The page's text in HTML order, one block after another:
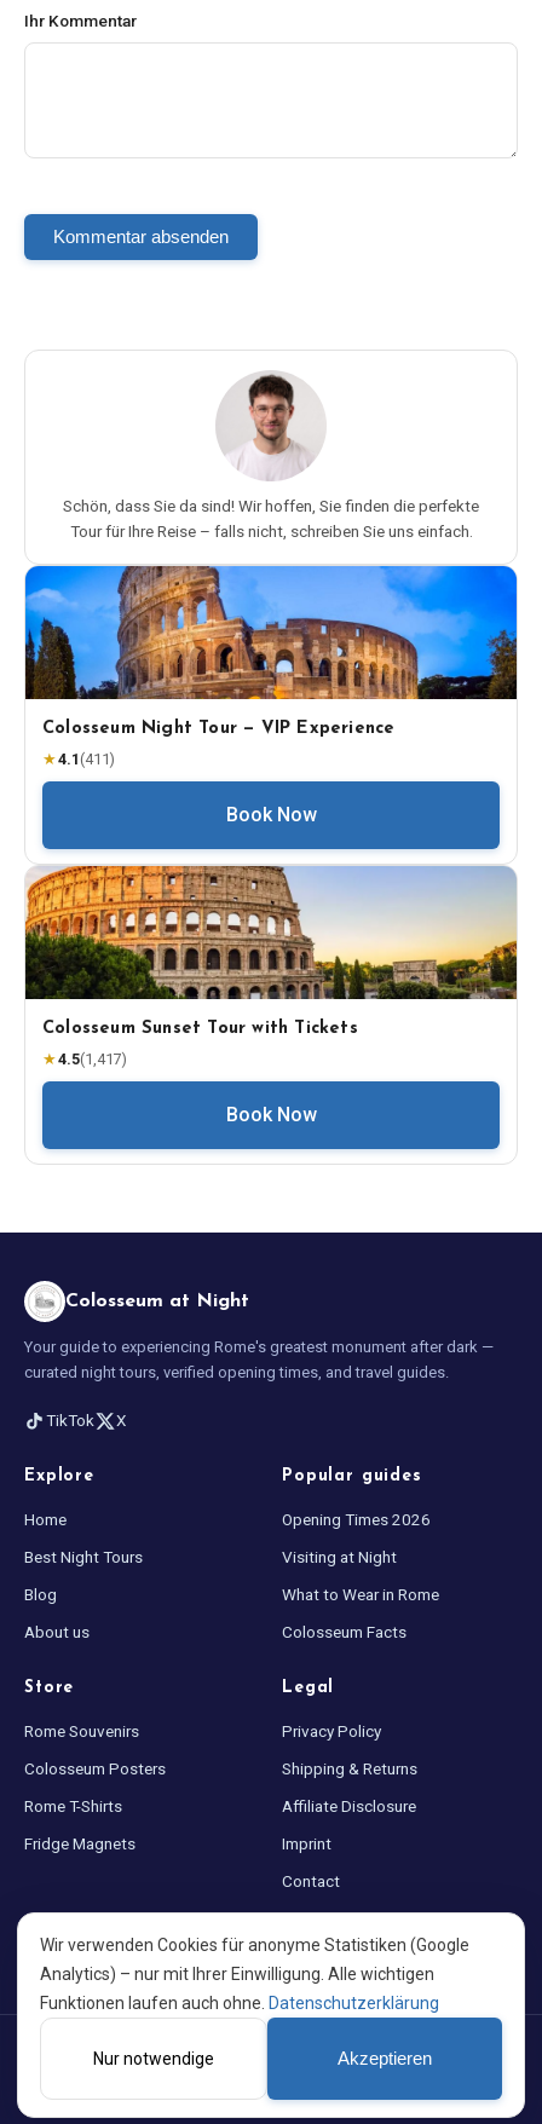
Ihr Kommentar
Kommentar absenden
Schön, dass Sie da sind! Wir hoffen, Sie finden die perfekte
Tour für Ihre Reise – falls nicht, schreiben Sie uns einfach.
Colosseum Night Tour — VIP Experience
★4.1 (411)
Book Now
Colosseum Sunset Tour with Tickets
★4.5(1,417)
Book Now
Colosseum at Night
Your guide to experiencing Rome's greatest monument after dark —
curated night tours, verified opening times, and travel guides.
TikTok X
Explore
Home
Best Night Tours
Blog
About us
Popular guides
Opening Times 2026
Visiting at Night
What to Wear in Rome
Colosseum Facts
Store
Rome Souvenirs
Colosseum Posters
Rome T-Shirts
Fridge Magnets
Legal
Privacy Policy
Shipping & Returns
Affiliate Disclosure
Imprint
Contact
Sitemap
Cookie settings
Colosseum at Night · Made with ♥ for Rome · A project by
EN
DE ES FR IT
Wir verwenden Cookies für anonyme Statistiken (Google
Analytics) – nur mit Ihrer Einwilligung. Alle wichtigen
Funktionen laufen auch ohne. Datenschutzerklärung
Nur notwendige Akzeptieren